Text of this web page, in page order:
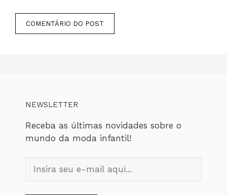
NEWSLETTER
Receba as últimas novidades sobre o
mundo da moda infantil!